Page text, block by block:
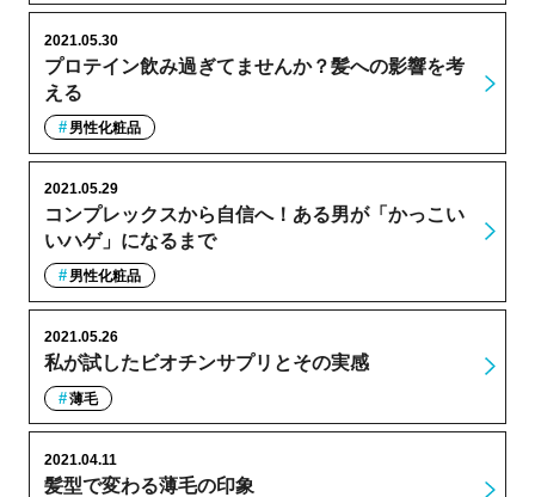
プロテイン飲み過ぎてませんか？髪への影響を考
える
2021.05.30
男性化粧品
コンプレックスから自信へ！ある男が「かっこい
いハゲ」になるまで
2021.05.29
男性化粧品
私が試したビオチンサプリとその実感
2021.05.26
薄毛
髪型で変わる薄毛の印象
2021.04.11